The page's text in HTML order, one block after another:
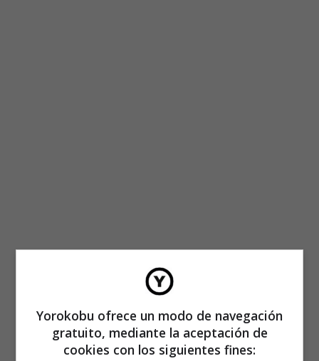
Yorokobu ofrece un modo de navegación
gratuito, mediante la aceptación de
cookies con los siguientes fines: